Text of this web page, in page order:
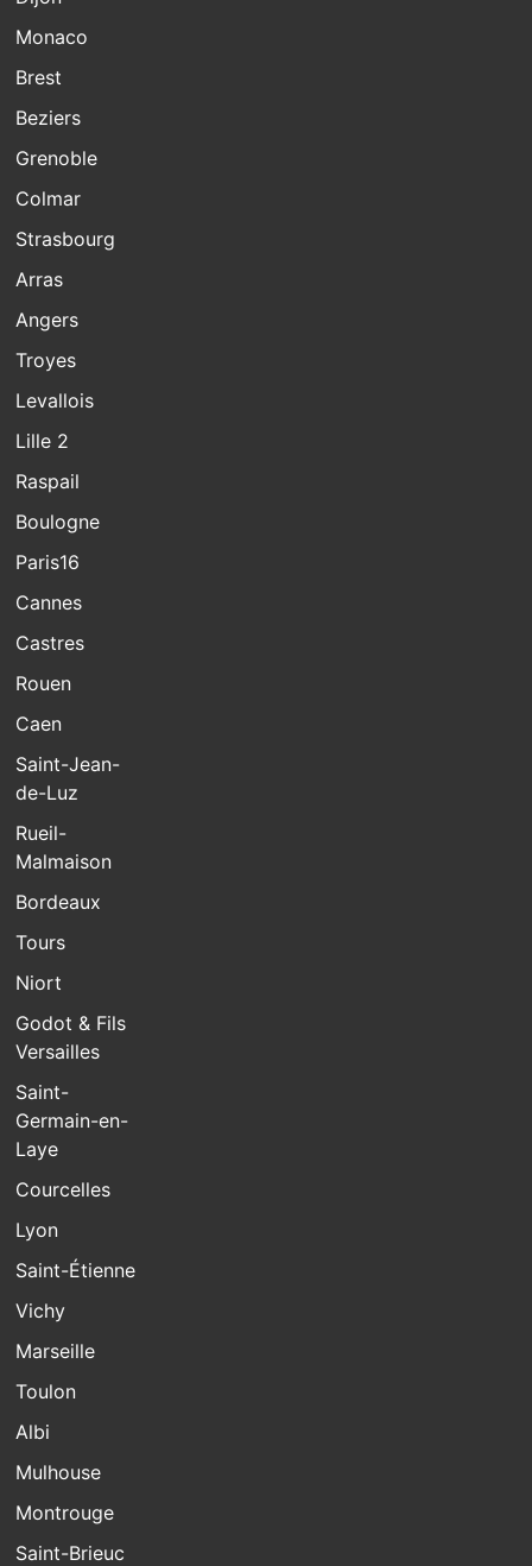
Monaco
Brest
Beziers
Grenoble
Colmar
Strasbourg
Arras
Angers
Troyes
Levallois
Lille 2
Raspail
Boulogne
Paris16
Cannes
Castres
Rouen
Caen
Saint-Jean-
de-Luz
Rueil-
Malmaison
Bordeaux
Tours
Niort
Godot & Fils
Versailles
Saint-
Germain-en-
Laye
Courcelles
Lyon
Saint-Étienne
Vichy
Marseille
Toulon
Albi
Mulhouse
Montrouge
Saint-Brieuc